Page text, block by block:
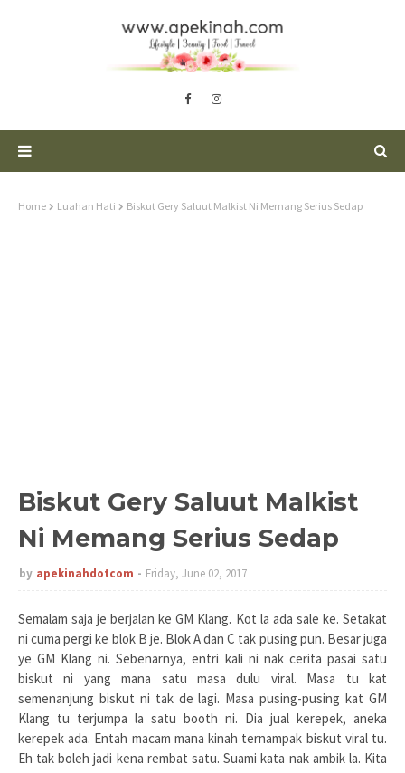
Home Luahan Hati Biskut Gery Saluut Malkist Ni Memang Serius Sedap
Biskut Gery Saluut Malkist
Ni Memang Serius Sedap
by apekinahdotcom Friday, June 02, 2017
Semalam saja je berjalan ke GM Klang. Kot la ada sale ke. Setakat
ni cuma pergi ke blok B je. Blok A dan C tak pusing pun. Besar juga
ye GM Klang ni. Sebenarnya, entri kali ni nak cerita pasai satu
biskut ni yang mana satu masa dulu viral. Masa tu kat
semenanjung biskut ni tak de lagi. Masa pusing-pusing kat GM
Klang tu terjumpa la satu booth ni. Dia jual kerepek, aneka
kerepek ada. Entah macam mana kinah ternampak biskut viral tu.
Eh tak boleh jadi kena rembat satu. Suami kata nak ambik la. Kita